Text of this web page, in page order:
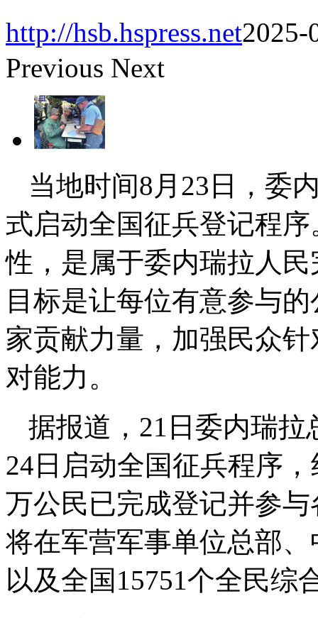
http://hsb.hspress.net2025-
Previous Next
当地时间8月23日，委
式启动全国征兵登记程
性，是属于委内瑞拉人
目标是让每位有意参与
家贡献力量，加强民众
对能力。
据报道，21日委内瑞
24日启动全国征兵程序
万公民已完成登记并参
将在军营军事单位总部
以及全国15751个全民综